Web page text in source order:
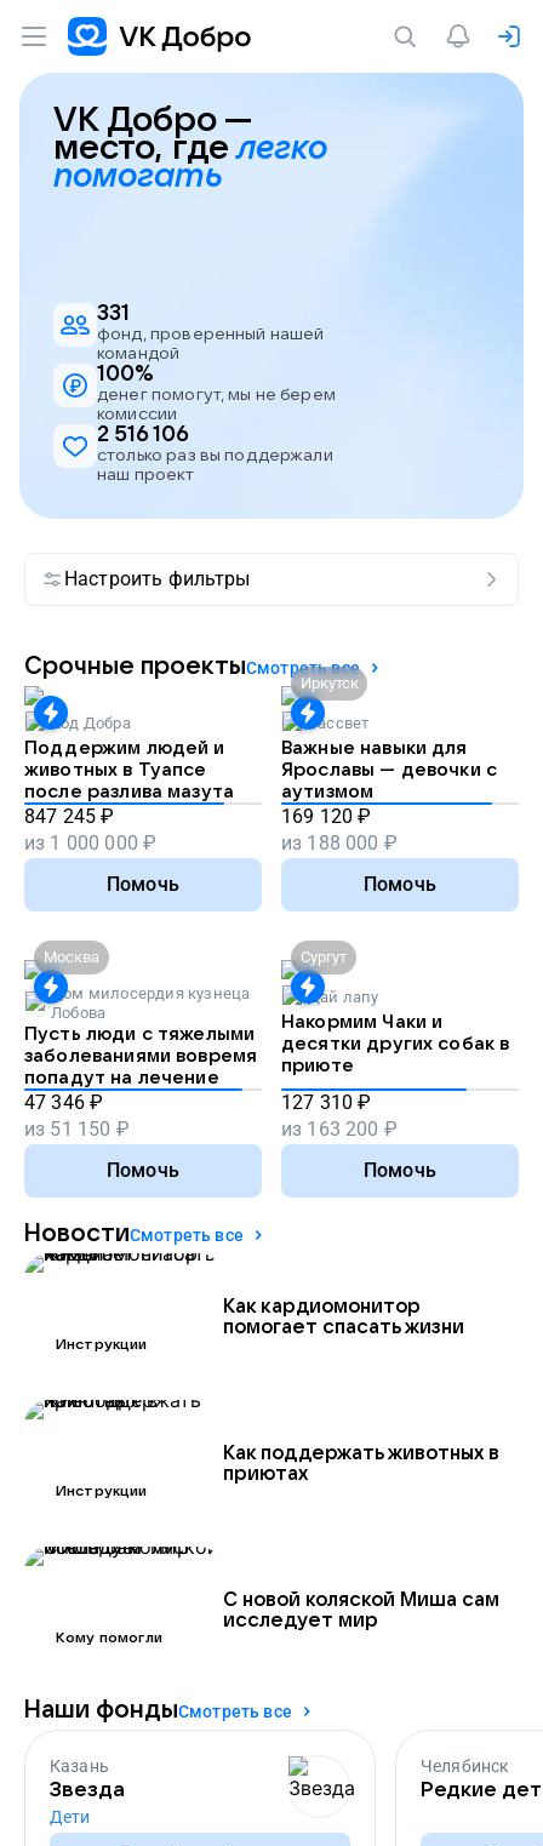
VK Добро —
место, гделегко
помогать
331
фонд, проверенный нашей
командой
100%
денег помогут, мы не берем
комиссии
2 516 106
столько раз вы поддержали
наш проект
Настроить фильтры
Срочные проектыСмотреть все
Код Добра
Поддержим людей и
животных в Туапсе
после разлива мазута
847 245 ₽
из 1 000 000 ₽
Помочь
Иркутск
Рассвет
Важные навыки для
Ярославы — девочки с
аутизмом
169 120 ₽
из 188 000 ₽
Помочь
Москва
Дом милосердия кузнеца
Лобова
Пусть люди с тяжелыми
заболеваниями вовремя
попадут на лечение
47 346 ₽
из 51 150 ₽
Помочь
Сургут
Дай лапу
Накормим Чаки и
десятки других собак в
приюте
127 310 ₽
из 163 200 ₽
Помочь
НовостиСмотреть все
Лучший подарок на
день рождения
— возможность
помочь другим
Подробнее
Инструкции
Как кардиомонитор
помогает спасать жизни
Инструкции
Как поддержать животных в
приютах
Кому помогли
С новой коляской Миша сам
исследует мир
Наши фондыСмотреть все
Казань
Звезда
Дети
Челябинск
Редкие